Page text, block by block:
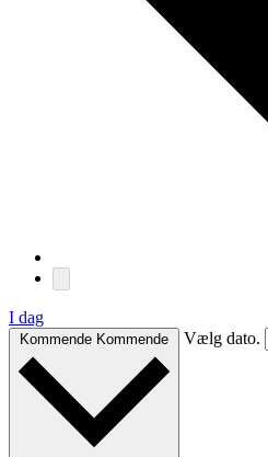
I dag
Kommende Kommende Vælg dato.